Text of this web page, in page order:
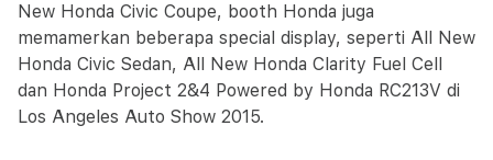
New Honda Civic Coupe, booth Honda juga
memamerkan beberapa special display, seperti All New
Honda Civic Sedan, All New Honda Clarity Fuel Cell
dan Honda Project 2&4 Powered by Honda RC213V di
Los Angeles Auto Show 2015.